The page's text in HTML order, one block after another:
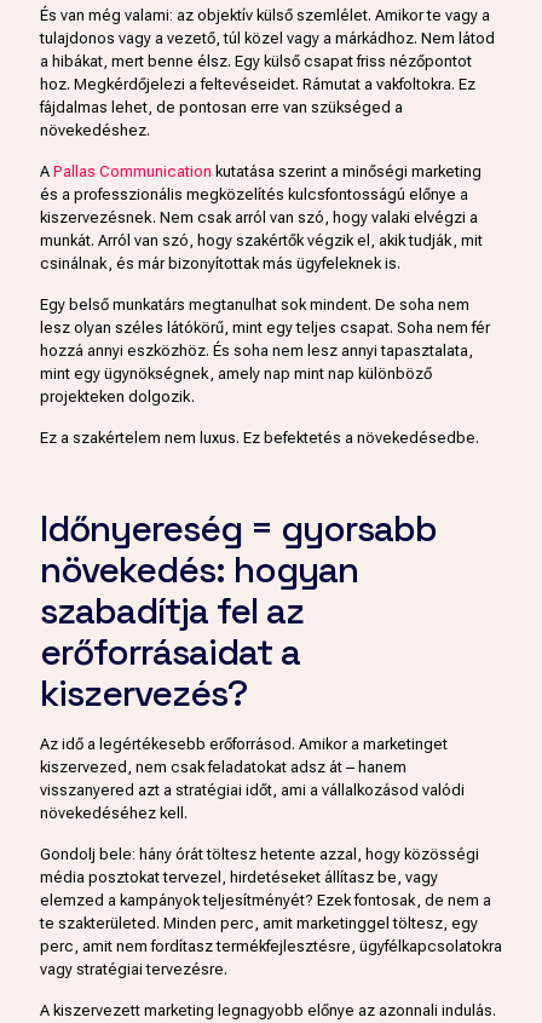
És van még valami: az objektív külső szemlélet. Amikor te vagy a
tulajdonos vagy a vezető, túl közel vagy a márkádhoz. Nem látod
a hibákat, mert benne élsz. Egy külső csapat friss nézőpontot
hoz. Megkérdőjelezi a feltevéseidet. Rámutat a vakfoltokra. Ez
fájdalmas lehet, de pontosan erre van szükséged a
növekedéshez.
A Pallas Communication kutatása szerint a minőségi marketing
és a professzionális megközelítés kulcsfontosságú előnye a
kiszervezésnek. Nem csak arról van szó, hogy valaki elvégzi a
munkát. Arról van szó, hogy szakértők végzik el, akik tudják, mit
csinálnak, és már bizonyítottak más ügyfeleknek is.
Egy belső munkatárs megtanulhat sok mindent. De soha nem
lesz olyan széles látókörű, mint egy teljes csapat. Soha nem fér
hozzá annyi eszközhöz. És soha nem lesz annyi tapasztalata,
mint egy ügynökségnek, amely nap mint nap különböző
projekteken dolgozik.
Ez a szakértelem nem luxus. Ez befektetés a növekedésedbe.
Időnyereség = gyorsabb
növekedés: hogyan
szabadítja fel az
erőforrásaidat a
kiszervezés?
Az idő a legértékesebb erőforrásod. Amikor a marketinget
kiszervezed, nem csak feladatokat adsz át – hanem
visszanyered azt a stratégiai időt, ami a vállalkozásod valódi
növekedéséhez kell.
Gondolj bele: hány órát töltesz hetente azzal, hogy közösségi
média posztokat tervezel, hirdetéseket állítasz be, vagy
elemzed a kampányok teljesítményét? Ezek fontosak, de nem a
te szakterületed. Minden perc, amit marketinggel töltesz, egy
perc, amit nem fordítasz termékfejlesztésre, ügyfélkapcsolatokra
vagy stratégiai tervezésre.
A kiszervezett marketing legnagyobb előnye az azonnali indulás.